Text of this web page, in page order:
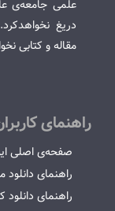
علمی جامعه‌ی
دریغ
مقاله و کتابی
راهنمای
صفحه‌ی اصلی
راهنمای دانلود
راهنمای دانلود